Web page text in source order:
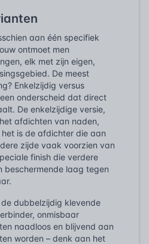
aan één specifiek
ontmoet men
elk met zijn eigen,
De meest
Enkelzijdig versus
onderscheid dat direct
De enkelzijdige versie,
afdichten van naden,
is de afdichter die aan
zijde vaak voorzien van
finish die verdere
beschermende laag tegen
dubbelzijdig klevende
onmisbaar
naadloos en blijvend aan
worden – denk aan het